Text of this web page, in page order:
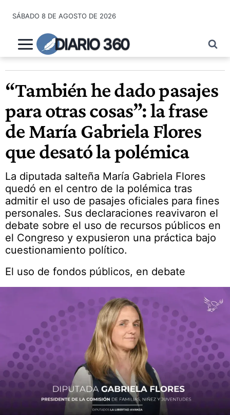
contenido
SÁBADO 8 DE AGOSTO DE 2026
DIARIO 360
“También he dado pasajes
para otras cosas”: la frase
de María Gabriela Flores
que desató la polémica
La diputada salteña María Gabriela Flores
quedó en el centro de la polémica tras
admitir el uso de pasajes oficiales para fines
personales. Sus declaraciones reavivaron el
debate sobre el uso de recursos públicos en
el Congreso y expusieron una práctica bajo
cuestionamiento político.
El uso de fondos públicos, en debate